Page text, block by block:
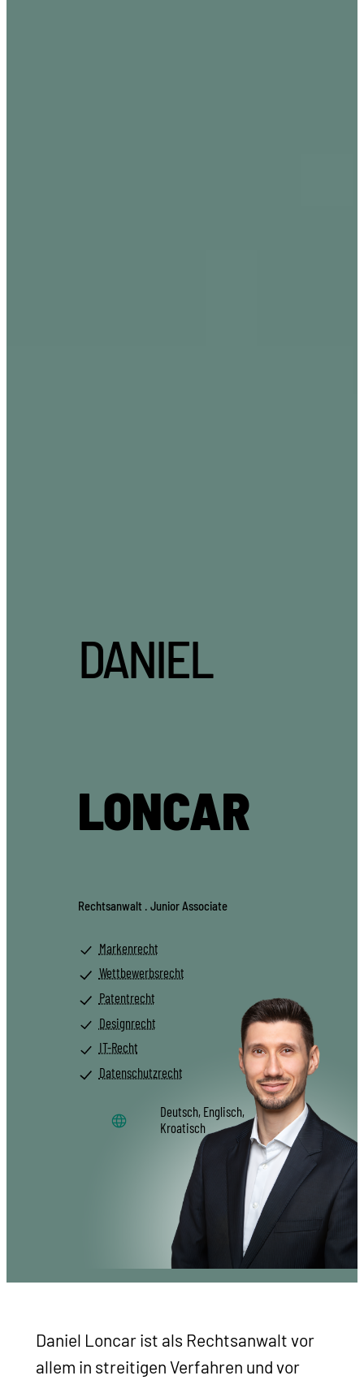
DANIEL
LONCAR
Rechtsanwalt . Junior Associate
Markenrecht
Wettbewerbsrecht
Patentrecht
Designrecht
IT-Recht
Datenschutzrecht
Deutsch, Englisch,
Kroatisch
Daniel Loncar ist als Rechtsanwalt vor
allem in streitigen Verfahren und vor